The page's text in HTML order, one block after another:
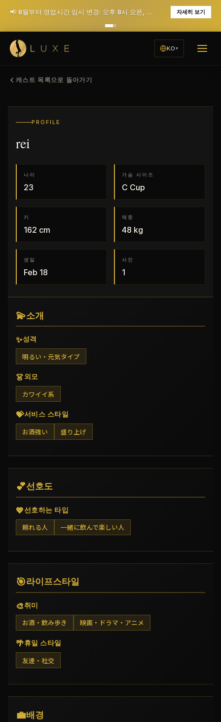
📢 8월부터 영업시간 임시 변경: 오후 8시 오픈, 월요일 휴무 (12월에 매일 저녁 7시 오픈으로 복귀 예정) 자세히 보기
KO
캐스트 목록으로 돌아가기
PROFILE
rei
나이
23
가슴 사이즈
C Cup
키
162 cm
체중
48 kg
생일
Feb 18
사진
1
💫소개
✨성격
明るい・元気タイプ
👗외모
カワイイ系
💝서비스 스타일
お酒強い 盛り上げ
💕선호도
💖선호하는 타입
頼れる人 一緒に飲んで楽しい人
🎯라이프스타일
🎨취미
お酒・飲み歩き 映画・ドラマ・アニメ
🌴휴일 스타일
友達・社交
💼배경